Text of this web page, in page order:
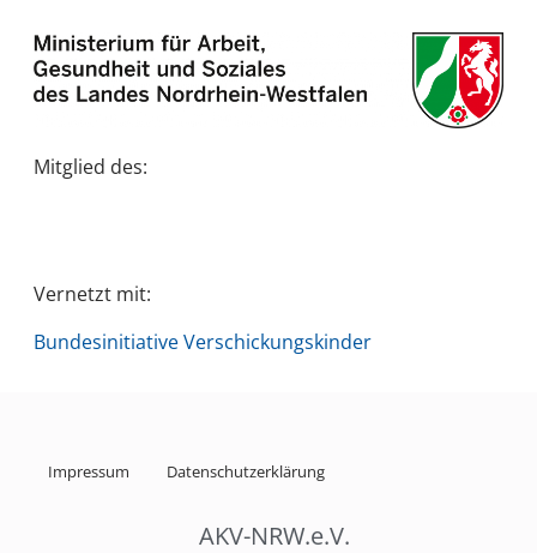
Mitglied des:
Vernetzt mit:
Bundesinitiative Verschickungskinder
Impressum Datenschutzerklärung
AKV-NRW.e.V.